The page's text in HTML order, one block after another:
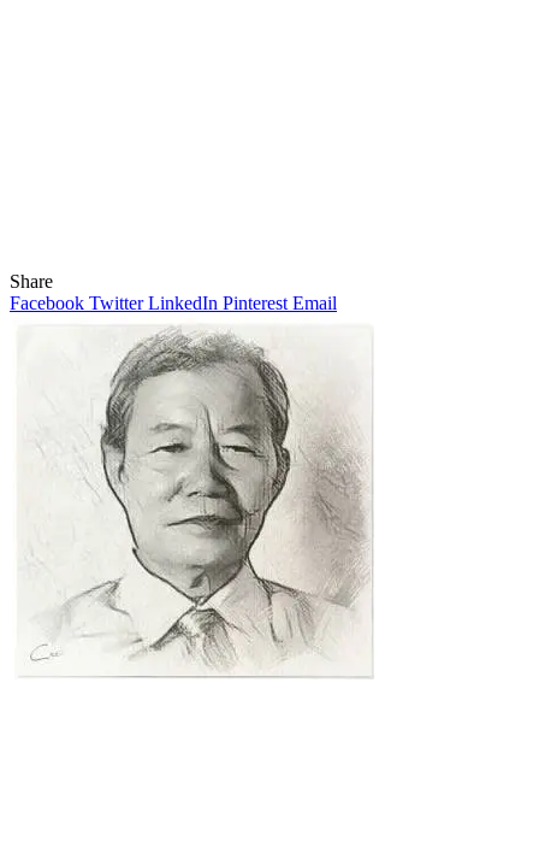
Share
Facebook Twitter LinkedIn Pinterest Email